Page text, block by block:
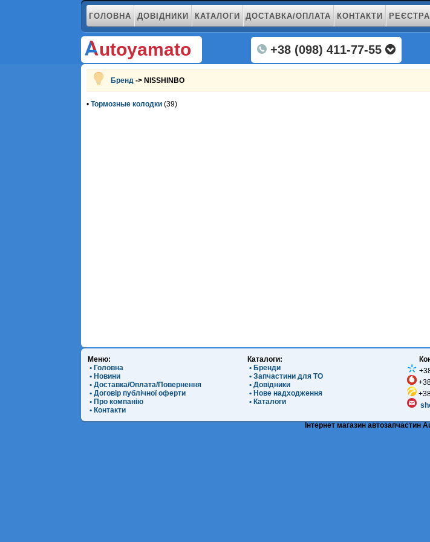
ГОЛОВНА ДОВІДНИКИ КАТАЛОГИ ДОСТАВКА/ОПЛАТА КОНТАКТИ
utoyamato +38 (098) 411-77-55
Бренд -> NISSHINBO
•Тормозные колодки (39)
Меню:
• Головна
• Новини
• Доставка/Оплата/Повернення
• Договір публічної оферти
• Про компанію
• Контакти
Каталоги:
• Бренди
• Запчастини для ТО
• Довідники
• Нове надходження
• Каталоги
Інтернет магазин автозапчастин